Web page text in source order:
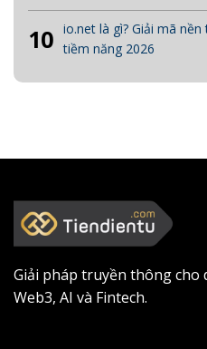
10 io.net là gì? Giải mã
tiềm năng 2026
Giải pháp truyền thông cho
Web3, AI và Fintech.